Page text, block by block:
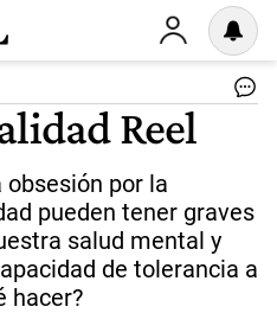
Reel
por la
pueden tener graves
salud mental y
de tolerancia a
hacer?